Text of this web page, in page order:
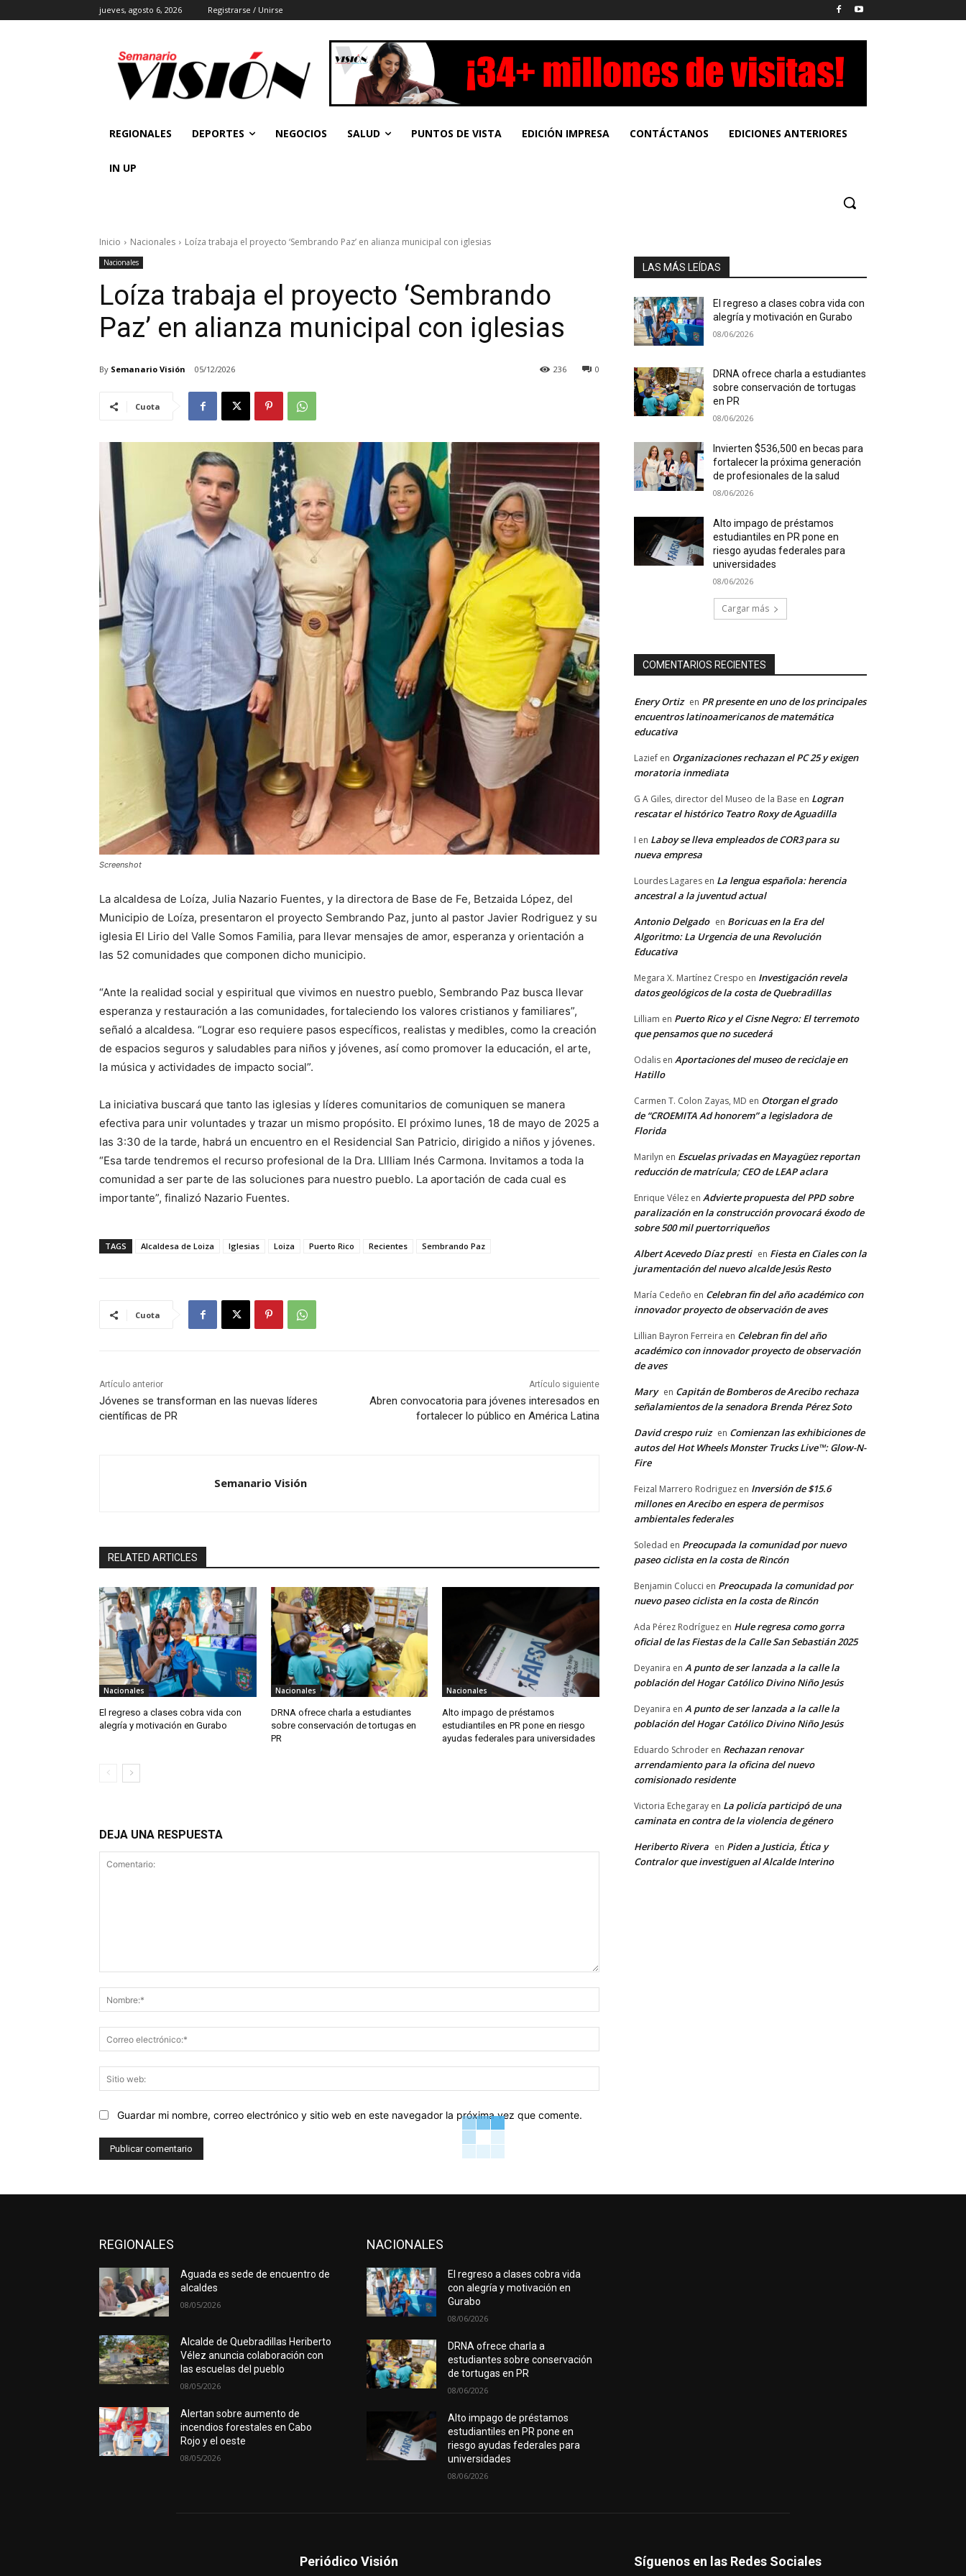
jueves, agosto 6, 2026 Registrarse / Unirse
REGIONALES DEPORTES NEGOCIOS SALUD PUNTOS DE VISTA EDICIÓN IMPRESA CONTÁCTANOS EDICIONES ANTERIORES
IN UP
Inicio Nacionales Loíza trabaja el proyecto ‘Sembrando Paz’ en alianza municipal con iglesias
Nacionales
Loíza trabaja el proyecto ‘Sembrando
Paz’ en alianza municipal con iglesias
By Semanario Visión 05/12/2026 0
236
Cuota
Screenshot
La alcaldesa de Loíza, Julia Nazario Fuentes, y la directora de Base de Fe, Betzaida López, del
Municipio de Loíza, presentaron el proyecto Sembrando Paz, junto al pastor Javier Rodriguez y su
iglesia El Lirio del Valle Somos Familia, para llevar mensajes de amor, esperanza y orientación a
las 52 comunidades que componen dicho municipio.
“Ante la realidad social y espiritual que vivimos en nuestro pueblo, Sembrando Paz busca llevar
esperanza y restauración a las comunidades, fortaleciendo los valores cristianos y familiares”,
señaló a alcaldesa. “Lograr eso requiere pasos específicos, realistas y medibles, como la creación
de espacios seguros y saludables para niños y jóvenes, así como promover la educación, el arte,
la música y actividades de impacto social”.
La iniciativa buscará que tanto las iglesias y líderes comunitarios de comuniquen se manera
efectiva para unir voluntades y trazar un mismo propósito. El próximo lunes, 18 de mayo de 2025 a
las 3:30 de la tarde, habrá un encuentro en el Residencial San Patricio, dirigido a niños y jóvenes.
“Esa tarde tendremos el recurso profesional de la Dra. LIlliam Inés Carmona. Invitamos a toda la
comunidad a ser parte de las soluciones para nuestro pueblo. La aportación de cada cual es
importante”, finalizó Nazario Fuentes.
TAGS Alcaldesa de Loiza Iglesias Loiza Puerto Rico Recientes Sembrando Paz
Cuota
Artículo anterior
Jóvenes se transforman en las nuevas líderes
científicas de PR
Artículo siguiente
Abren convocatoria para jóvenes interesados en
fortalecer lo público en América Latina
Semanario Visión
RELATED ARTICLES
Nacionales
El regreso a clases cobra vida con
alegría y motivación en Gurabo
Nacionales
DRNA ofrece charla a estudiantes
sobre conservación de tortugas en
PR
Nacionales
Alto impago de préstamos
estudiantiles en PR pone en riesgo
ayudas federales para universidades
DEJA UNA RESPUESTA
electrónico:*
web:
Guardar mi nombre, correo electrónico y sitio web en este navegador la próxima vez que comente.
LAS MÁS LEÍDAS
El regreso a clases cobra vida con
alegría y motivación en Gurabo
08/06/2026
DRNA ofrece charla a estudiantes
sobre conservación de tortugas
en PR
08/06/2026
Invierten $536,500 en becas para
fortalecer la próxima generación
de profesionales de la salud
08/06/2026
Alto impago de préstamos
estudiantiles en PR pone en
riesgo ayudas federales para
universidades
08/06/2026
Cargar más
COMENTARIOS RECIENTES
Enery Ortiz en PR presente en uno de los principales
encuentros latinoamericanos de matemática
educativa
Lazief en Organizaciones rechazan el PC 25 y exigen
moratoria inmediata
G A Giles, director del Museo de la Base en Logran
rescatar el histórico Teatro Roxy de Aguadilla
I en Laboy se lleva empleados de COR3 para su
nueva empresa
Lourdes Lagares en La lengua española: herencia
ancestral a la juventud actual
Antonio Delgado en Boricuas en la Era del
Algoritmo: La Urgencia de una Revolución
Educativa
Megara X. Martínez Crespo en Investigación revela
datos geológicos de la costa de Quebradillas
Lilliam en Puerto Rico y el Cisne Negro: El terremoto
que pensamos que no sucederá
Odalis en Aportaciones del museo de reciclaje en
Hatillo
Carmen T. Colon Zayas, MD en Otorgan el grado
de “CROEMITA Ad honorem” a legisladora de
Florida
Marilyn en Escuelas privadas en Mayagüez reportan
reducción de matrícula; CEO de LEAP aclara
Enrique Vélez en Advierte propuesta del PPD sobre
paralización en la construcción provocará éxodo de
sobre 500 mil puertorriqueños
Albert Acevedo Díaz presti en Fiesta en Ciales con la
juramentación del nuevo alcalde Jesús Resto
María Cedeño en Celebran fin del año académico con
innovador proyecto de observación de aves
Lillian Bayron Ferreira en Celebran fin del año
académico con innovador proyecto de observación
de aves
Mary en Capitán de Bomberos de Arecibo rechaza
señalamientos de la senadora Brenda Pérez Soto
David crespo ruiz en Comienzan las exhibiciones de
autos del Hot Wheels Monster Trucks Live™: Glow-N-
Fire
Feizal Marrero Rodriguez en Inversión de $15.6
millones en Arecibo en espera de permisos
ambientales federales
Soledad en Preocupada la comunidad por nuevo
paseo ciclista en la costa de Rincón
Benjamin Colucci en Preocupada la comunidad por
nuevo paseo ciclista en la costa de Rincón
Ada Pérez Rodríguez en Hule regresa como gorra
oficial de las Fiestas de la Calle San Sebastián 2025
Deyanira en A punto de ser lanzada a la calle la
población del Hogar Católico Divino Niño Jesús
Deyanira en A punto de ser lanzada a la calle la
población del Hogar Católico Divino Niño Jesús
Eduardo Schroder en Rechazan renovar
arrendamiento para la oficina del nuevo
comisionado residente
Victoria Echegaray en La policía participó de una
caminata en contra de la violencia de género
Heriberto Rivera en Piden a Justicia, Ética y
Contralor que investiguen al Alcalde Interino
REGIONALES
Aguada es sede de encuentro de
alcaldes
08/05/2026
Alcalde de Quebradillas Heriberto
Vélez anuncia colaboración con
las escuelas del pueblo
08/05/2026
Alertan sobre aumento de
incendios forestales en Cabo
Rojo y el oeste
08/05/2026
NACIONALES
El regreso a clases cobra vida
con alegría y motivación en
Gurabo
08/06/2026
DRNA ofrece charla a
estudiantes sobre conservación
de tortugas en PR
08/06/2026
Alto impago de préstamos
estudiantiles en PR pone en
riesgo ayudas federales para
universidades
08/06/2026
Periódico Visión Síguenos en las Redes Sociales